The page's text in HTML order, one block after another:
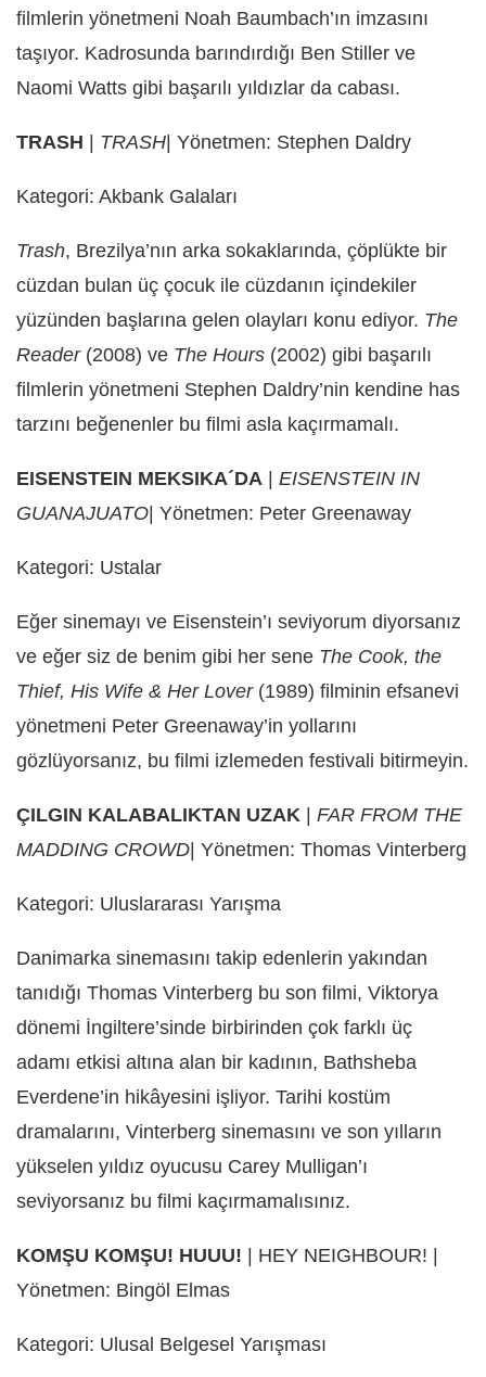
filmlerin yönetmeni Noah Baumbach’ın imzasını
taşıyor. Kadrosunda barındırdığı Ben Stiller ve
Naomi Watts gibi başarılı yıldızlar da cabası.
TRASH | TRASH| Yönetmen: Stephen Daldry
Kategori: Akbank Galaları
Trash, Brezilya’nın arka sokaklarında, çöplükte bir
cüzdan bulan üç çocuk ile cüzdanın içindekiler
yüzünden başlarına gelen olayları konu ediyor. The
Reader(2008) ve The Hours (2002) gibi başarılı
filmlerin yönetmeni Stephen Daldry’nin kendine has
tarzını beğenenler bu filmi asla kaçırmamalı.
EISENSTEIN MEKSIKA´DA | EISENSTEIN IN
GUANAJUATO| Yönetmen: Peter Greenaway
Kategori: Ustalar
Eğer sinemayı ve Eisenstein’ı seviyorum diyorsanız
ve eğer siz de benim gibi her sene The Cook, the
Thief, His Wife & Her Lover(1989) filminin efsanevi
yönetmeni Peter Greenaway’in yollarını
gözlüyorsanız, bu filmi izlemeden festivali bitirmeyin.
ÇILGIN KALABALIKTAN UZAK | FAR FROM THE
MADDING CROWD| Yönetmen: Thomas Vinterberg
Kategori: Uluslararası Yarışma
Danimarka sinemasını takip edenlerin yakından
tanıdığı Thomas Vinterberg bu son filmi, Viktorya
dönemi İngiltere’sinde birbirinden çok farklı üç
adamı etkisi altına alan bir kadının, Bathsheba
Everdene’in hikâyesini işliyor. Tarihi kostüm
dramalarını, Vinterberg sinemasını ve son yılların
yükselen yıldız oyucusu Carey Mulligan’ı
seviyorsanız bu filmi kaçırmamalısınız.
KOMŞU KOMŞU! HUUU! | HEY NEIGHBOUR! |
Yönetmen: Bingöl Elmas
Kategori: Ulusal Belgesel Yarışması